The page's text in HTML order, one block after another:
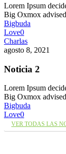
Lorem Ipsum
Big Oxmox
Bigbuda
Love0
Charlas
agosto 8, 2021
Noticia 2
Lorem Ipsum
Big Oxmox
Bigbuda
Love0
VER TODAS LAS